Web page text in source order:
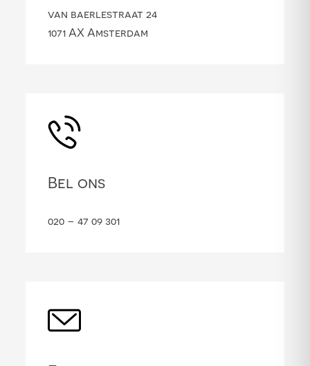
van baerlestraat 24
1071 AX Amsterdam
Bel ons
020 – 47 09 301